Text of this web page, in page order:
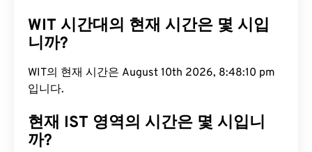
WIT 시간대의 현재 시간은 몇 시입
니까?
WIT의 현재 시간은 August 10th 2026, 8:48:11 pm입
니다.
현재 IST 영역의 시간은 몇 시입니
까?